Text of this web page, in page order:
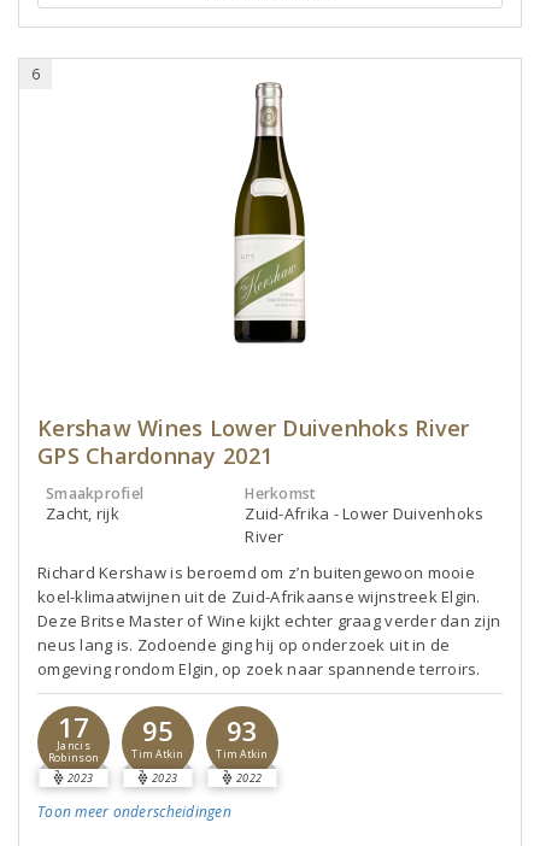
6
Kershaw Wines Lower Duivenhoks River
GPS Chardonnay 2021
Smaakprofiel
Zacht, rijk
Herkomst
Zuid-Afrika - Lower Duivenhoks
River
Richard Kershaw is beroemd om z’n buitengewoon mooie
koel-klimaatwijnen uit de Zuid-Afrikaanse wijnstreek Elgin.
Deze Britse Master of Wine kijkt echter graag verder dan zijn
neus lang is. Zodoende ging hij op onderzoek uit in de
omgeving rondom Elgin, op zoek naar spannende terroirs.
17
Jancis
Robinson
2023
95
Tim Atkin
2023
93
Tim Atkin
2022
Toon meer onderscheidingen